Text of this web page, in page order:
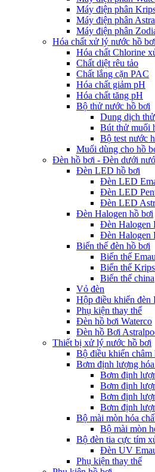
Máy điện phân
Máy điện phân
Máy điện phân
Hóa chất xử lý nước hồ bơi
Hóa chất Chlorine
Chất diệt rêu tảo
Chất lắng cặn PAC
Hóa chất giảm pH
Hóa chất tăng pH
Bộ thử nước hồ bơi
Dung dịch
Bút thử muối
Bộ test nước
Muối dùng cho hồ
Đèn hồ bơi - Đèn dưới
Đèn LED hồ bơi
Đèn LED
Đèn LED
Đèn LED
Đèn Halogen hồ bơi
Đèn Halogen
Đèn Halogen
Biến thế đèn hồ bơi
Biến thế
Biến thế
Biến thế china
Vỏ đèn
Hộp điều khiển
Phụ kiện thay thế
Đèn hồ bơi Waterco
Đèn hồ Bơi
Thiết bị xử lý nước hồ bơi
Bộ điều khiển châm
Bơm định lượng
Bơm định
Bơm định
Bơm định
Bơm định
Bộ mài mòn hóa
Bộ mài mòn
Bộ đèn tia cực tím
Đèn UV
Phụ kiện thay thế